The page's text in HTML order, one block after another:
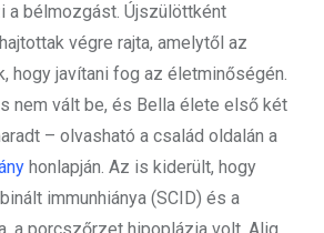
a bélmozgást. Újszülöttként
végre rajta, amelytől az
hogy javítani fog az életminőségén.
nem vált be, és Bella élete első két
– olvasható a család oldalán a
honlapján. Az is kiderült, hogy
immunhiánya (SCID) és a